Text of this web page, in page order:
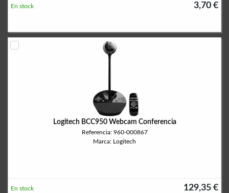
3,70 €
En stock
Logitech BCC950 Webcam Conferencia
Referencia: 960-000867
Marca: Logitech
129,35 €
En stock